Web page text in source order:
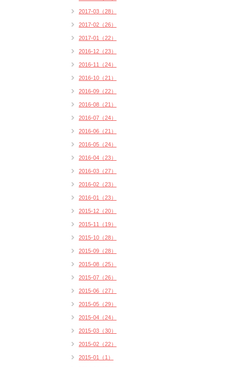
2017-03（28）
2017-02（26）
2017-01（22）
2016-12（23）
2016-11（24）
2016-10（21）
2016-09（22）
2016-08（21）
2016-07（24）
2016-06（21）
2016-05（24）
2016-04（23）
2016-03（27）
2016-02（23）
2016-01（23）
2015-12（20）
2015-11（19）
2015-10（28）
2015-09（28）
2015-08（25）
2015-07（26）
2015-06（27）
2015-05（29）
2015-04（24）
2015-03（30）
2015-02（22）
2015-01（1）